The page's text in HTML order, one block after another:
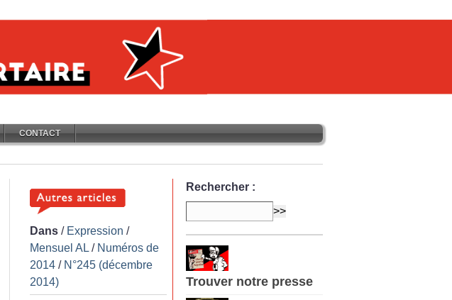
CONTACT
Dans / Expression /
Mensuel AL / Numéros de
2014 / N°245 (décembre
2014)
Rechercher :
Trouver notre presse